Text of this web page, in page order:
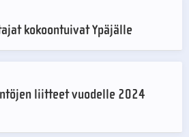
kokoontuivat Ypäjälle
liitteet vuodelle 2024